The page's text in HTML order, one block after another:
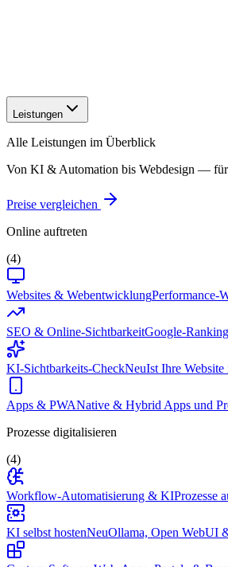
Leistungen
Alle Leistungen im Überblick
Von KI & Automation bis Webdesign — für
Preise vergleichen
Online auftreten
(4)
Websites & WebentwicklungPerformance-
SEO & Online-SichtbarkeitGoogle-
KI-Sichtbarkeits-CheckNeuIst Ihre
Apps & PWANative & Hybrid Apps und
Prozesse digitalisieren
(4)
Workflow-Automatisierung & KIProzesse
KI selbst hostenNeuOllama, Open WebUI